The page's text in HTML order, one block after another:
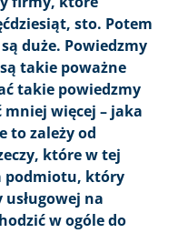
sto. Potem
duże. Powiedzmy
takie poważne
takie powiedzmy
więcej – jaka
to zależy od
które w tej
podmiotu, który
na
w ogóle do